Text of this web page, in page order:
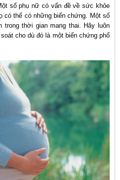
số phụ nữ có vấn đề về sức khỏe
có thể có những biến chứng. Một số
trong thời gian mang thai. Hãy luôn
cho dù đó là một biến chứng phổ